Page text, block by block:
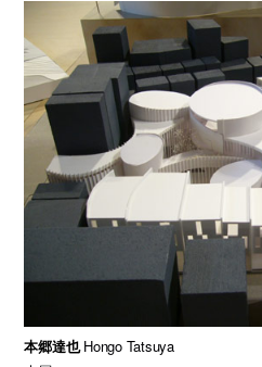
本郷達也Hongo Tatsuya